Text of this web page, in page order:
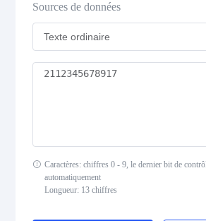
Sources de données
Caractères: chiffres 0 - 9, le dernier bit de
automatiquement
Longueur: 13 chiffres